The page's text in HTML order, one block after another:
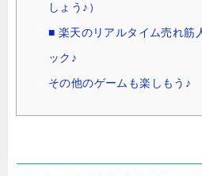
しょう♪）
■ 楽天のリアルタイム売れ筋
ック♪
その他のゲームも楽しもう♪